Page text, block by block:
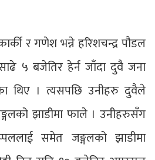
र गणेश भन्ने हरिशचन्द्र पौडल
५ बजेतिर हेर्न जाँदा दुवै जना
थिए । त्यसपछि उनीहरु दुवैले
झाडीमा फाले । उनीहरुसँग
समेत जङ्गलको झाडीमा